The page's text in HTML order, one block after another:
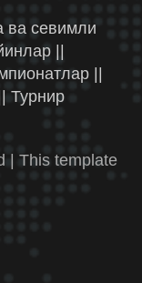
ва севимли
||
||
Турнир
| This template